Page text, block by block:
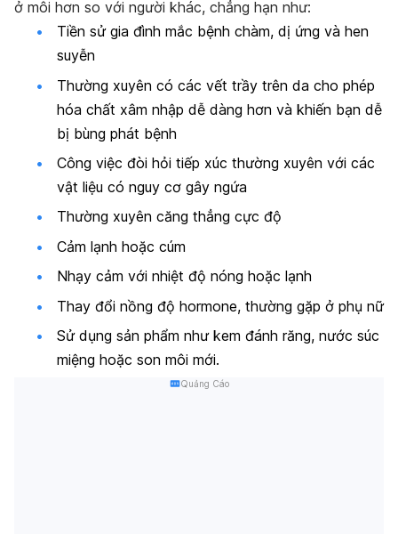
ở môi hơn so với người khác, chẳng hạn như:
Tiền sử gia đình mắc bệnh chàm, dị ứng và hen
suyễn
Thường xuyên có các vết trầy trên da cho phép
hóa chất xâm nhập dễ dàng hơn và khiến bạn dễ
bị bùng phát bệnh
Công việc đòi hỏi tiếp xúc thường xuyên với các
vật liệu có nguy cơ gây ngứa
Thường xuyên căng thẳng cực độ
Cảm lạnh hoặc cúm
Nhạy cảm với nhiệt độ nóng hoặc lạnh
Thay đổi nồng độ hormone, thường gặp ở phụ nữ
Sử dụng sản phẩm như kem đánh răng, nước súc
miệng hoặc son môi mới.
Quảng Cáo